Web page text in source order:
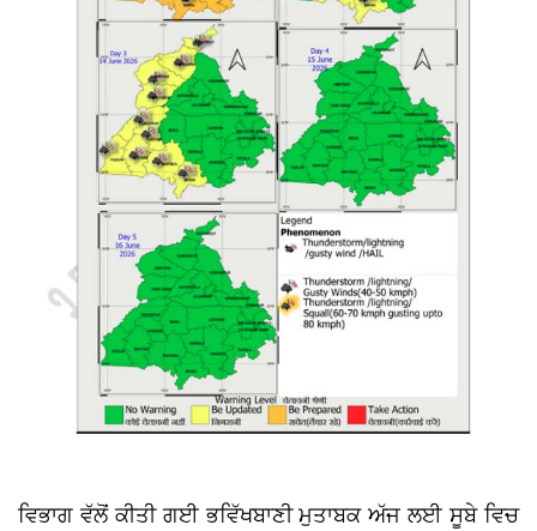
ਵਿਭਾਗ ਵੱਲੋਂ ਕੀਤੀ ਗਈ ਭਵਿੱਖਬਾਣੀ ਮੁਤਾਬਕ ਅੱਜ ਲਈ ਸੂਬੇ ਵਿਚ